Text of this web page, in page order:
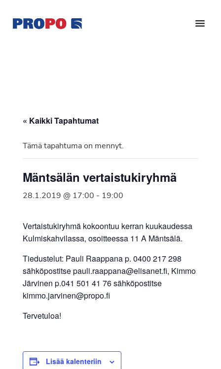
pääsisältöön
alatunnisteeseen
Ry
vuonna
Suomen
« Kaikki Tapahtumat
Tämä tapahtuma on mennyt.
Mäntsälän vertaistukiryhmä
28.1.2019 @ 17:00 - 19:00
Vertaistukiryhmä kokoontuu kerran kuukaudessa
Kulmiskahvilassa, osoitteessa 11 A Mäntsälä.
Tiedustelut: Pauli Raappana p. 0400 217 298
sähköpostitse pauli.raappana@elisanet.fi, Kimmo
Järvinen p.041 501 41 76 sähköpostitse
kimmo.jarvinen@propo.fi
Tervetuloa!
Lisää kalenteriin